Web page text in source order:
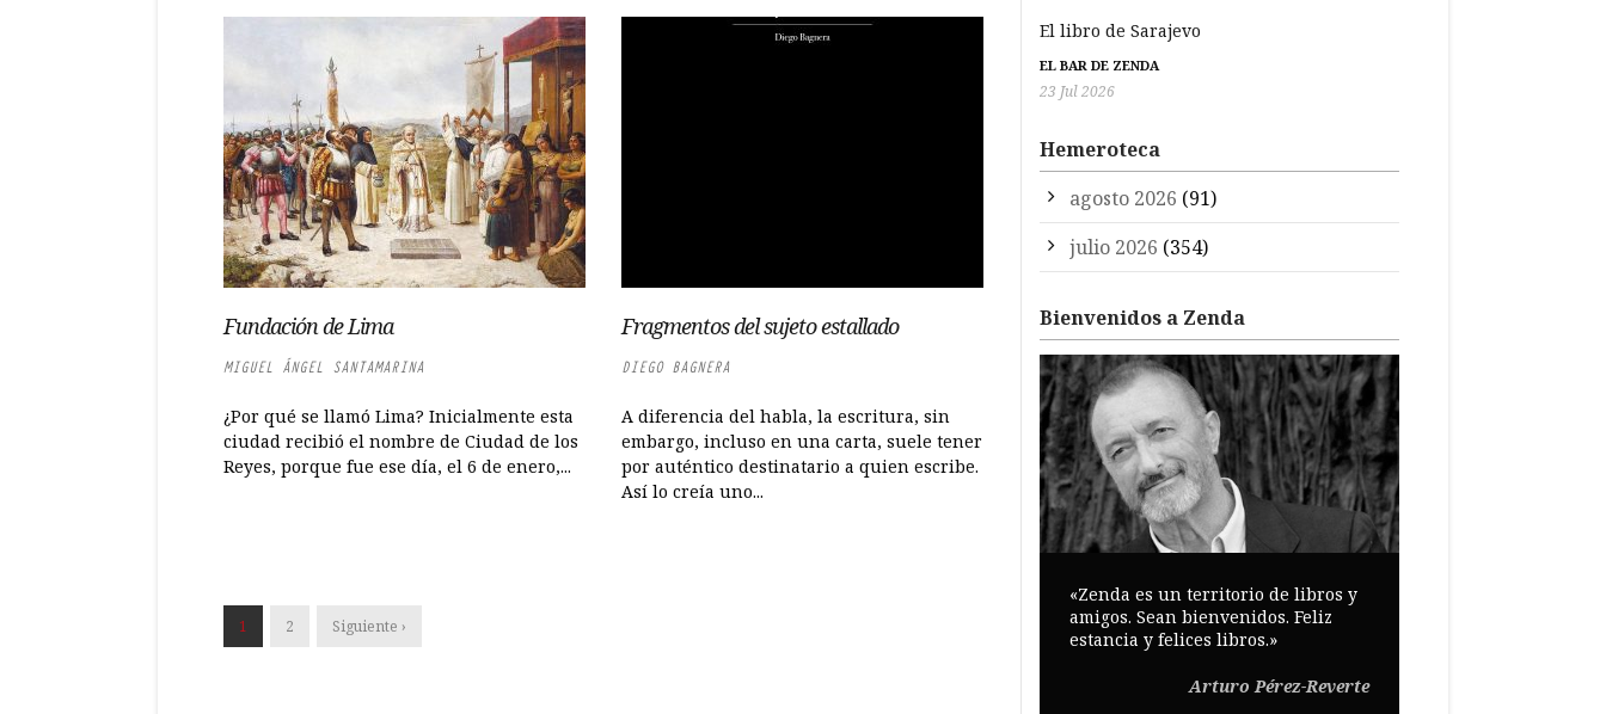
Fundación de Lima
MIGUEL ÁNGEL SANTAMARINA
¿Por qué se llamó Lima? Inicialmente esta
ciudad recibió el nombre de Ciudad de los
Reyes, porque fue ese día, el 6 de enero,...
Fragmentos del sujeto estallado
DIEGO BAGNERA
A diferencia del habla, la escritura, sin
embargo, incluso en una carta, suele tener
por auténtico destinatario a quien escribe.
Así lo creía uno...
1 2 Siguiente ›
El libro de Sarajevo
EL BAR DE ZENDA
23 Jul 2026
Hemeroteca
agosto 2026 (91)
julio 2026 (354)
Bienvenidos a Zenda
«Zenda es un territorio de libros y
amigos. Sean bienvenidos. Feliz
estancia y felices libros.»
Arturo Pérez-Reverte